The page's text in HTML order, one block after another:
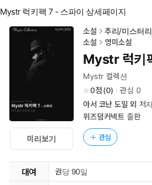
홈
로
Mystr 럭키팩 7 - 스파이 상세페이지
미리보기
소설
추리/미스터
소설
영미소설
Mystr 럭키
Mystr 컬렉션
0
(0) 관심 0
아서 코난 도일 외 저
위즈덤커넥트 출판
관심
대여 권당 90일